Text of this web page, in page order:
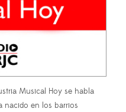
Musical Hoy se habla
nacido en los barrios